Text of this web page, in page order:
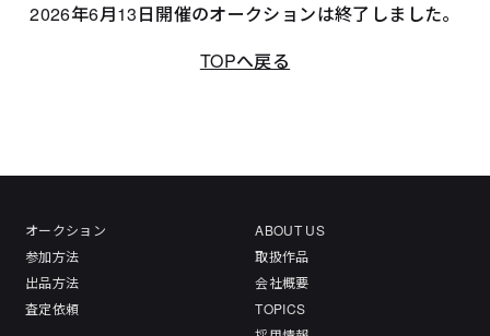
2026年6月13日開催のオークションは終了しました。
TOPへ戻る
オークション
参加方法
出品方法
査定依頼
ABOUT US
取扱作品
会社概要
TOPICS